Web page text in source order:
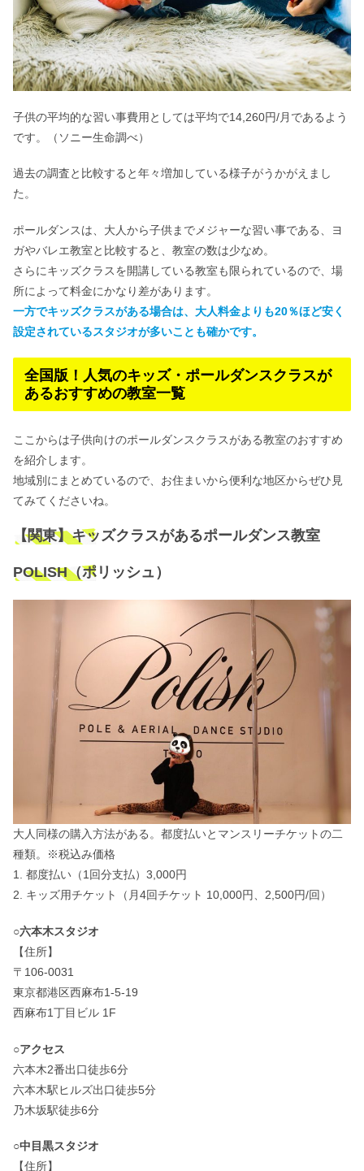
子供の平均的な習い事費用としては平均で14,260円/月であるよう
です。（ ソニー生命調べ）
過去の調査と比較すると年々増加している様子がうかがえまし
た。
ポールダンスは、大人から子供までメジャーな習い事である、ヨ
ガやバレエ教室と比較すると、教室の数は少なめ。
さらにキッズクラスを開講している教室も限られているので、場
所によって料金にかなり差があります。
一方でキッズクラスがある場合は、大人料金よりも20％ほど安く
設定されているスタジオが多いことも確かです。
全国版！人気のキッズ・ポールダンスクラスが
あるおすすめの教室一覧
ここからは子供向けのポールダンスクラスがある教室のおすすめ
を紹介します。
地域別にまとめているので、お住まいから便利な地区からぜひ見
てみてくださいね。
【関東】キッズクラスがあるポールダンス教室
POLISH（ポリッシュ）
大人同様の購入方法がある。都度払いとマンスリーチケットの二
種類。※税込み価格
1. 都度払い（1回分支払）3,000円
2. キッズ用チケット（月4回チケット 10,000円、2,500円/回）
○六本木スタジオ
【住所】
〒106-0031
東京都港区西麻布1-5-19
西麻布1丁目ビル 1F
○アクセス
六本木2番出口徒歩6分
六本木駅ヒルズ出口徒歩5分
乃木坂駅徒歩6分
○中目黒スタジオ
【住所】